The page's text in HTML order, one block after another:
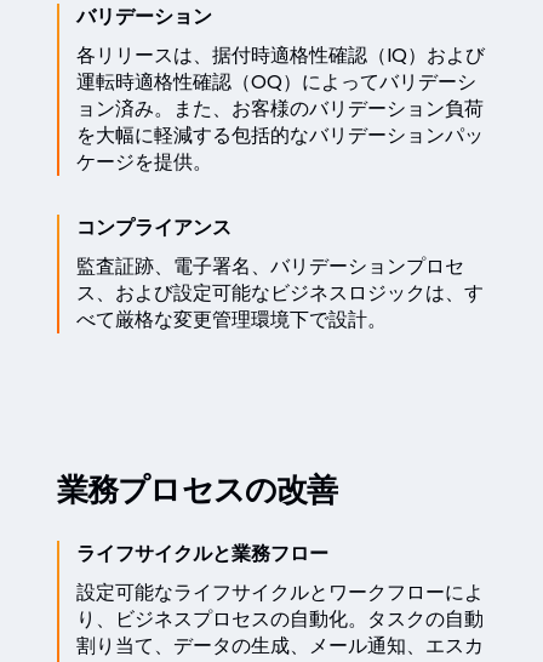
バリデーション
各リリースは、据付時適格性確認（IQ）および
運転時適格性確認（OQ）によってバリデーシ
ョン済み。また、お客様のバリデーション負荷
を大幅に軽減する包括的なバリデーションパッ
ケージを提供。
コンプライアンス
監査証跡、電子署名、バリデーションプロセ
ス、および設定可能なビジネスロジックは、す
べて厳格な変更管理環境下で設計。
業務プロセスの改善
ライフサイクルと業務フロー
設定可能なライフサイクルとワークフローによ
り、ビジネスプロセスの自動化。タスクの自動
割り当て、データの生成、メール通知、エスカ